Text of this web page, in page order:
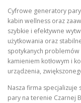
Cyfrowe generatory
kabin wellness oraz
szybkie i efektywne
użytkowania oraz
spotykanych problemów
kamieniem kotłowym i
urządzenia,
Nasza firma
pary na terenie Czarnej